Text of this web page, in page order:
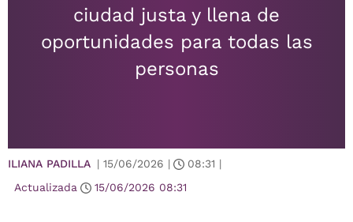
ciudad justa y llena de
oportunidades para todas las
personas
ILIANA PADILLA | 15/06/2026 | 08:31 |
Actualizada
15/06/2026 08:31